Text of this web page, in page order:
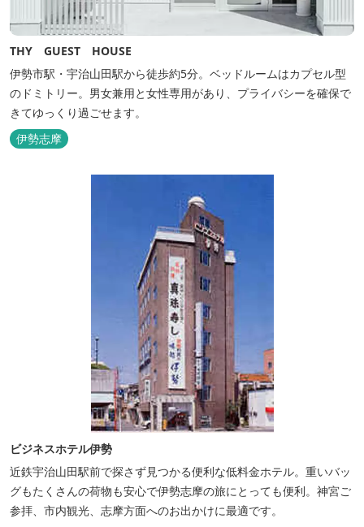
THY GUEST HOUSE
伊勢市駅・宇治山田駅から徒歩約5分。ベッドルームはカプセル型
のドミトリー。男女兼用と女性専用があり、プライバシーを確保で
きてゆっくり過ごせます。
伊勢志摩
ビジネスホテル伊勢
近鉄宇治山田駅前で探さず見つかる便利な低料金ホテル。重いバッ
グもたくさんの荷物も安心で伊勢志摩の旅にとっても便利。神宮ご
参拝、市内観光、志摩方面へのお出かけに最適です。